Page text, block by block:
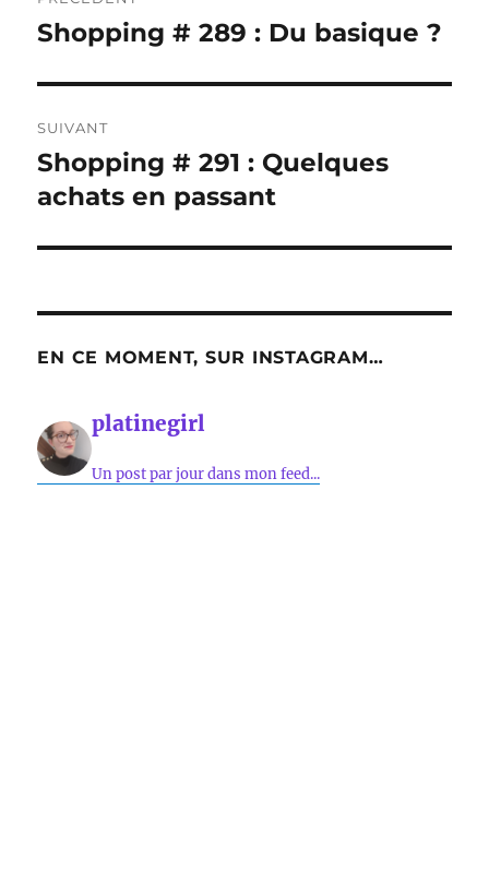
de
Publication
Shopping # 289 : Du basique ?
SUIVANT
Publication
suivante :
Shopping # 291 : Quelques
achats en passant
EN CE MOMENT, SUR INSTAGRAM…
platinegirl
Un post par jour dans mon feed...